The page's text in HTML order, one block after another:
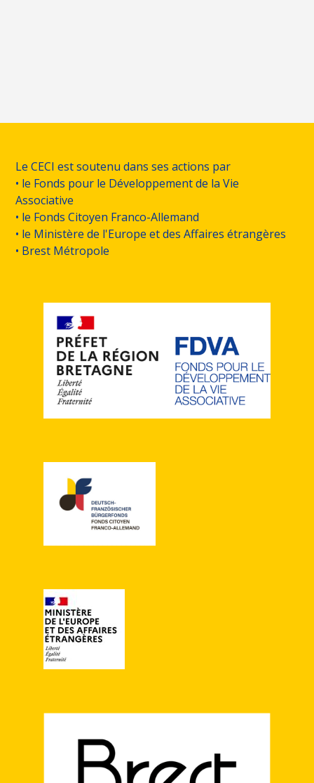
Le CECI est soutenu dans ses actions par
• le Fonds pour le Développement de la Vie
Associative
• le Fonds Citoyen Franco-Allemand
• le Ministère de l'Europe et des Affaires étrangères
• Brest Métropole